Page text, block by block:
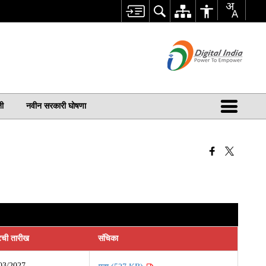
नवीन सरकारी घोषणा
तारीख संचिका